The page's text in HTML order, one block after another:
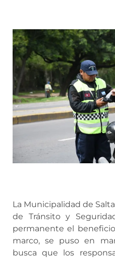
La Municipalidad de
de Tránsito y
permanente el
marco, se puso en
busca que los